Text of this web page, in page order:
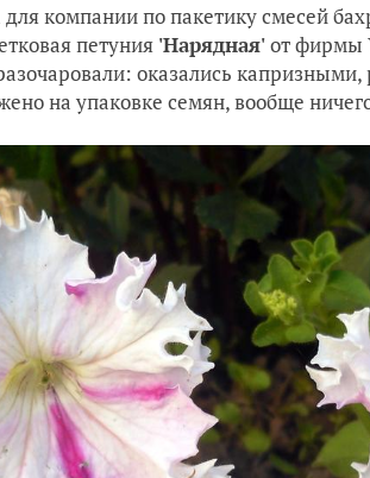
компании по пакетику смесей
петуния 'Нарядная'от фирмы
оказались
на упаковке семян, вообще